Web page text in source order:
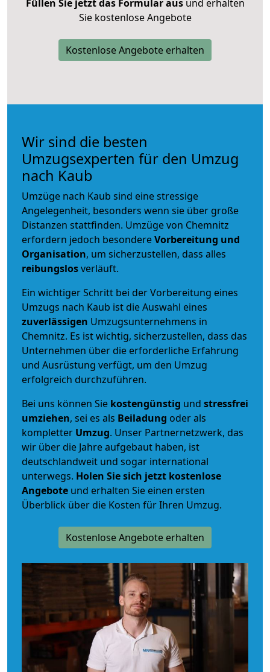
Füllen Sie jetzt das Formular ausund erhalten
Sie kostenlose Angebote
Kostenlose Angebote erhalten
Wir sind die besten
Umzugsexperten für den Umzug
nach Kaub
Umzüge nach Kaub sind eine stressige
Angelegenheit, besonders wenn sie über große
Distanzen stattfinden. Umzüge von Chemnitz
erfordern jedoch besondereVorbereitung und
Organisation, um sicherzustellen, dass alles
reibungslosverläuft.
Ein wichtiger Schritt bei der Vorbereitung eines
Umzugs nach Kaub ist die Auswahl eines
zuverlässigen Umzugsunternehmens in
Chemnitz. Es ist wichtig, sicherzustellen, dass das
Unternehmen über die erforderliche Erfahrung
und Ausrüstung verfügt, um den Umzug
erfolgreich durchzuführen.
Bei uns können Sie kostengünstig und stressfrei
umziehen, sei es als Beiladung oder als
kompletter Umzug. Unser Partnernetzwerk, das
wir über die Jahre aufgebaut haben, ist
deutschlandweit und sogar international
unterwegs. Holen Sie sich jetzt kostenlose
Angebote und erhalten Sie einen ersten
Überblick über die Kosten für Ihren Umzug.
Kostenlose Angebote erhalten